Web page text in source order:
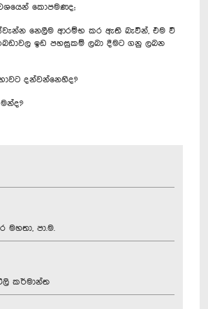
කොපමණද;
නෙලීම ආරම්භ කර ඇති බැවින්, එම වී
ඉඩ පහසුකම් ලබා දීමට ගනු ලබන
දන්වන්නෙහිද?
පා.ම.
කර්මාන්ත